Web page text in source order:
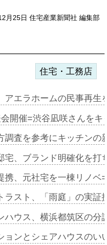
月25日 住宅産業新聞社 編集部
住宅・工務店
アエラホームの民事再
開催=渋谷凪咲さんを
調査を参考にキッチン
宅、ブランド明確化を
携、元社宅を一棟リノ
ラスト、「雨庭」の実
ハウス、横浜都筑区の
ョンとシェアハウスの